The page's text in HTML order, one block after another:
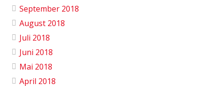
September 2018
August 2018
Juli 2018
Juni 2018
Mai 2018
April 2018